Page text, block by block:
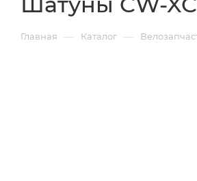
Главная — Каталог —